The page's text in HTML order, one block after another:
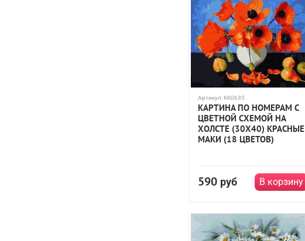
Артикул: KK0635
КАРТИНА ПО НОМЕРАМ С
ЦВЕТНОЙ СХЕМОЙ НА
ХОЛСТЕ (30Х40) КРАСНЫЕ
МАКИ (18 ЦВЕТОВ)
590 руб В корзину